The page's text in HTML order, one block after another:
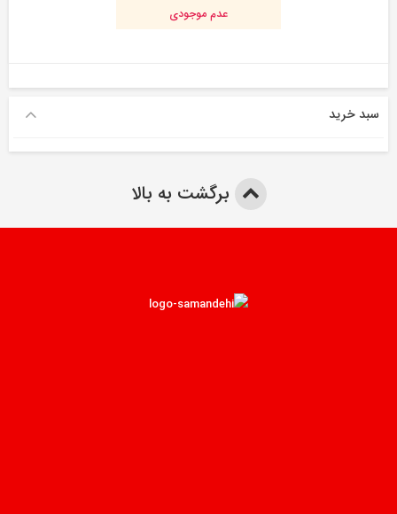
عدم موجودی
سبد خرید
برگشت به بالا